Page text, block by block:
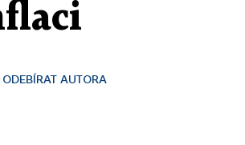
ODEBÍRAT AUTORA